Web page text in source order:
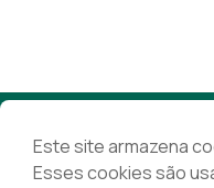
Rua
Este site armazena
Esses cookies são